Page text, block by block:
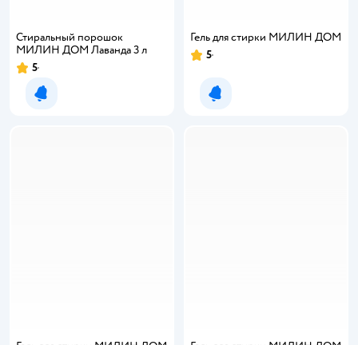
Стиральный порошок
МИЛИН ДОМ Лаванда 3 л
Рейтинг:
5
Уведомить о появлении
Гель для стирки МИЛИН ДОМ
Рейтинг:
5
Уведомить о появлении